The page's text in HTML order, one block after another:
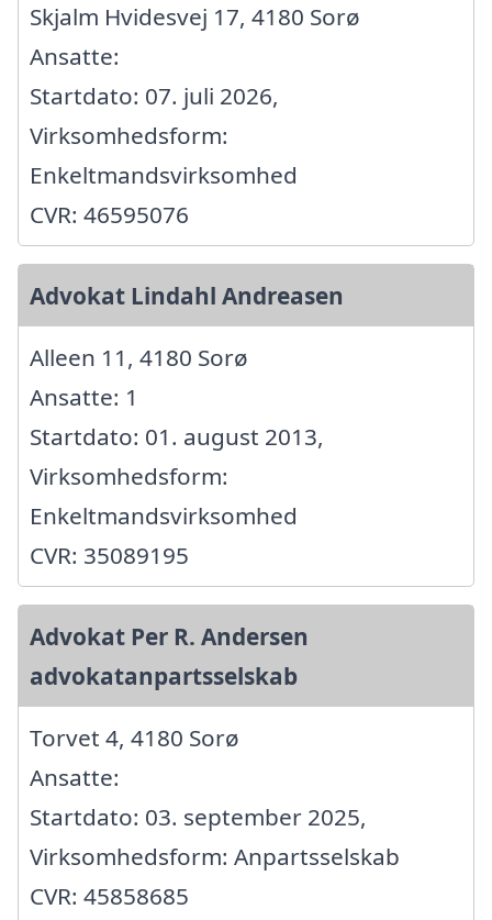
Skjalm Hvidesvej 17, 4180 Sorø
Ansatte:
Startdato: 07. juli 2026,
Virksomhedsform:
Enkeltmandsvirksomhed
CVR: 46595076
Advokat Lindahl Andreasen
Alleen 11, 4180 Sorø
Ansatte: 1
Startdato: 01. august 2013,
Virksomhedsform:
Enkeltmandsvirksomhed
CVR: 35089195
Advokat Per R. Andersen
advokatanpartsselskab
Torvet 4, 4180 Sorø
Ansatte:
Startdato: 03. september 2025,
Virksomhedsform: Anpartsselskab
CVR: 45858685